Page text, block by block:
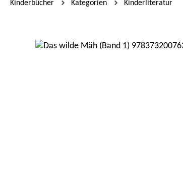
Kinderbücher Kategorien Kinderliteratur
Bildergalerie überspringen